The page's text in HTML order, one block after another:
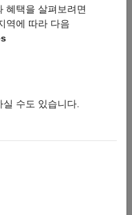
혜택을 살펴보려면
역에 따라 다음
수도 있습니다.